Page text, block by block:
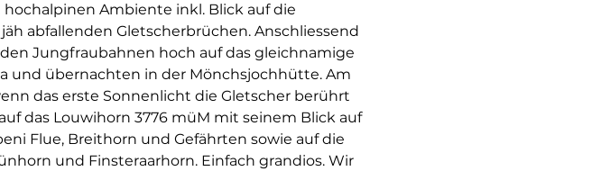
Ambiente inkl. Blick auf die
abfallenden Gletscherbrüchen. Anschliessend
Jungfraubahnen hoch auf das gleichnamige
und übernachten in der Mönchsjochhütte. Am
das erste Sonnenlicht die Gletscher berührt
das Louwihorn 3776 müM mit seinem Blick auf
Flue, Breithorn und Gefährten sowie auf die
und Finsteraarhorn. Einfach grandios. Wir